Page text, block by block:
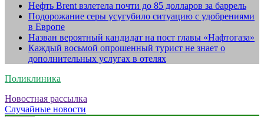
Нефть Brent взлетела почти до 85 долларов за баррель
Подорожание серы усугубило ситуацию с удобрениями
в Европе
Назван вероятный кандидат на пост главы «Нафтогаза»
Каждый восьмой опрошенный турист не знает о
дополнительных услугах в отелях
Поликлиника
Новостная рассылка
Случайные новости